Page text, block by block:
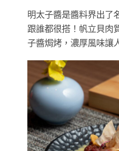
明太子醬是醬料界出了
跟誰都很搭！帆立貝肉
子醬焗烤，濃厚風味讓